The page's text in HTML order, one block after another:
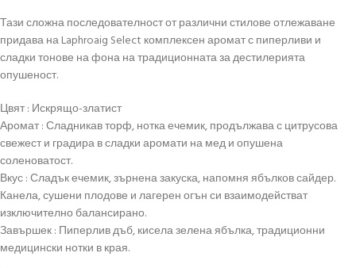
Тази сложна последователност от различни стилове отлежаване
придава на Laphroaig Select комплексен аромат с пиперливи и
сладки тонове на фона на традиционната за дестилерията
опушеност.
Цвят : Искрящо-златист
Аромат : Сладникав торф, нотка ечемик, продължава с цитрусова
свежест и градира в сладки аромати на мед и опушена
соленоватост.
Вкус : Сладък ечемик, зърнена закуска, напомня ябълков сайдер.
Канела, сушени плодове и лагерен огън си взаимодействат
изключително балансирано.
Завършек : Пиперлив дъб, кисела зелена ябълка, традиционни
медицински нотки в края.